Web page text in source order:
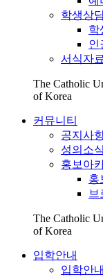
학생상
학
인
서식자
The Catholic
of Korea
커뮤니티
공지사
성의소식
홍보아
홍
브
The Catholic
of Korea
입학안내
입학안내